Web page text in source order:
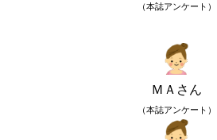
（本誌アンケート）
ＭＡさん
（本誌アンケート）